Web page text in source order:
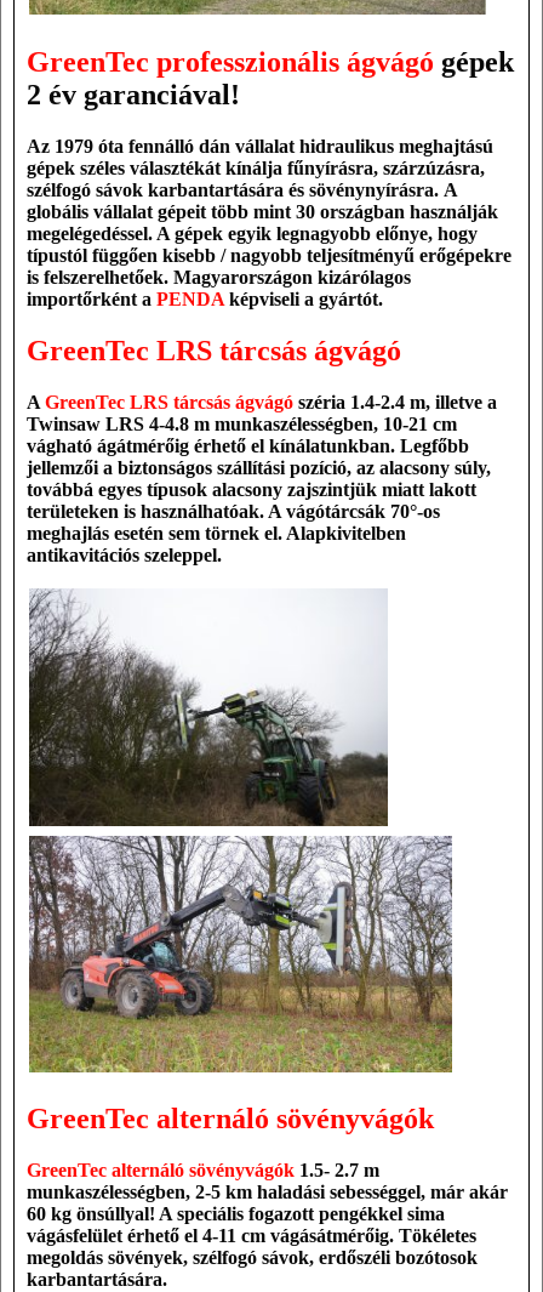
GreenTec professzionális ágvágó gépek
2 év garanciával!
Az 1979 óta fennálló dán vállalat hidraulikus meghajtású
gépek széles választékát kínálja fűnyírásra, szárzúzásra,
szélfogó sávok karbantartására és sövénynyírásra. A
globális vállalat gépeit több mint 30 országban használják
megelégedéssel. A gépek egyik legnagyobb előnye, hogy
típustól függően kisebb / nagyobb teljesítményű erőgépekre
is felszerelhetőek. Magyarországon kizárólagos
importőrként a PENDA képviseli a gyártót.
GreenTec LRS tárcsás ágvágó
A GreenTec LRS tárcsás ágvágó széria 1.4-2.4 m, illetve a
Twinsaw LRS 4-4.8 m munkaszélességben, 10-21 cm
vágható ágátmérőig érhető el kínálatunkban. Legfőbb
jellemzői a biztonságos szállítási pozíció, az alacsony súly,
továbbá egyes típusok alacsony zajszintjük miatt lakott
területeken is használhatóak. A vágótárcsák 70°-os
meghajlás esetén sem törnek el. Alapkivitelben
antikavitációs szeleppel.
GreenTec alternáló sövényvágók
GreenTec alternáló sövényvágók 1.5- 2.7 m
munkaszélességben, 2-5 km haladási sebességgel, már akár
60 kg önsúllyal! A speciális fogazott pengékkel sima
vágásfelület érhető el 4-11 cm vágásátmérőig. Tökéletes
megoldás sövények, szélfogó sávok, erdőszéli bozótosok
karbantartására.